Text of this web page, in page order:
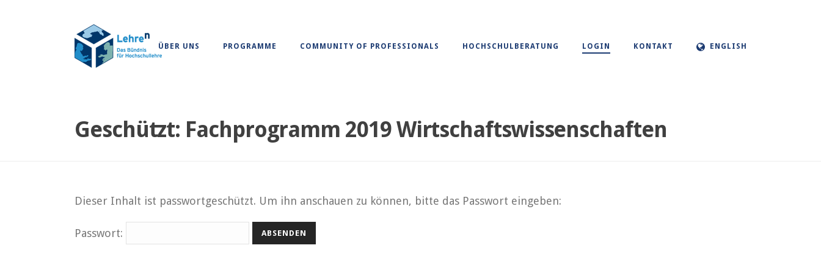
ÜBER UNS PROGRAMME COMMUNITY OF PROFESSIONALS HOCHSCHULBERATUNG LOGIN KONTAKT ENGLISH
Geschützt: Fachprogramm 2019 Wirtschaftswissenschaften
Dieser Inhalt ist passwortgeschützt. Um ihn anschauen zu können, bitte das Passwort eingeben:
Passwort: